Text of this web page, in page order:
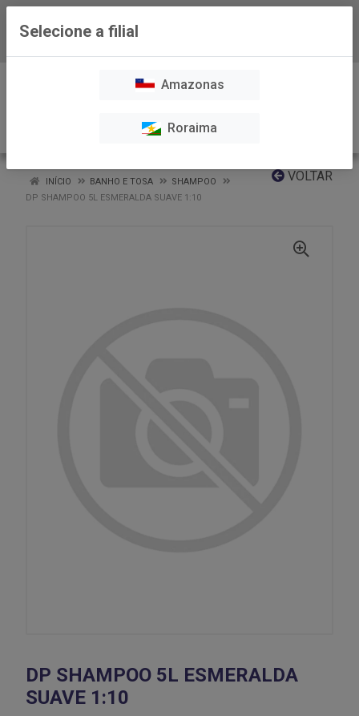
VOLTAR
INÍCIO BANHO E TOSA
SHAMPOO
DP SHAMPOO 5L ESMERALDA SUAVE 1:10
DP SHAMPOO 5L ESMERALDA
SUAVE 1:10
Selecione a filial
Amazonas
Roraima